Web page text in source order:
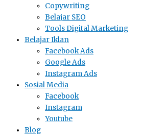
Copywriting
Belajar SEO
Tools Digital Marketing
Belajar Iklan
Facebook Ads
Google Ads
Instagram Ads
Sosial Media
Facebook
Instagram
Youtube
Blog